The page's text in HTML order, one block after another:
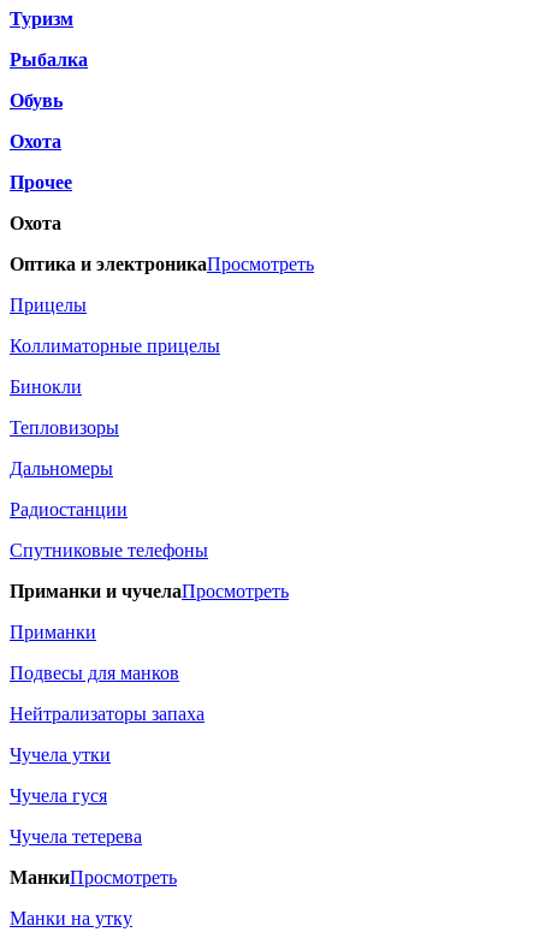
Туризм
Рыбалка
Обувь
Охота
Прочее
Охота
Оптика и электроникаПросмотреть
Прицелы
Коллиматорные прицелы
Бинокли
Тепловизоры
Дальномеры
Радиостанции
Спутниковые телефоны
Приманки и чучелаПросмотреть
Приманки
Подвесы для манков
Нейтрализаторы запаха
Чучела утки
Чучела гуся
Чучела тетерева
МанкиПросмотреть
Манки на утку